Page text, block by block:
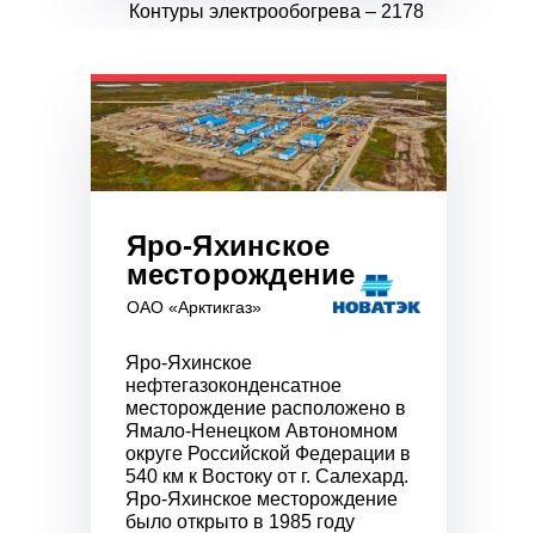
Контуры электрообогрева – 2178
м;
Установленная мощность – 9 МВт.
Яро-Яхинское
нефтегазоконденсатное
месторождение расположено в
Ямало-Ненецком Автономном
округе Российской Федерации в
540 км к Востоку от г. Салехард.
Яро-Яхинское месторождение
было открыто в 1985 году
ОАО «Арктикгаз»
Яро-Яхинское
месторождение